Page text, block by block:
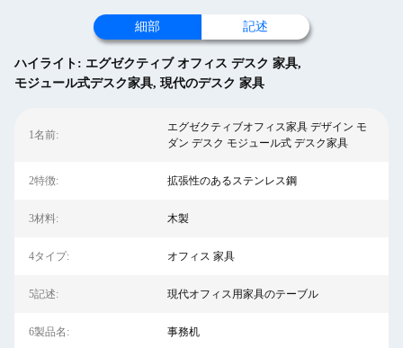
細部 記述
ハイライト: エグゼクティブ オフィス デスク 家具,
モジュール式デスク家具, 現代のデスク 家具
1名前:
エグゼクティブオフィス家具 デザイン モ
ダン デスク モジュール式 デスク家具
2特徴: 拡張性のあるステンレス鋼
3材料: 木製
4タイプ: オフィス 家具
5記述: 現代オフィス用家具のテーブル
6製品名: 事務机